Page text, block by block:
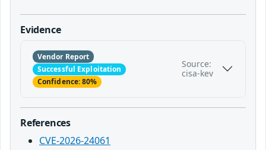
Evidence
Vendor Report
Successful Exploitation
Confidence: 80%
Source:
cisa-kev
References
CVE-2026-24061